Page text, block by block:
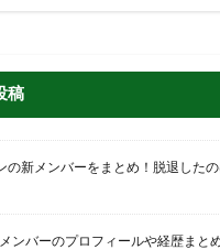
稿
の新メンバーをまとめ！脱退した
ンバーのプロフィールや経歴まと